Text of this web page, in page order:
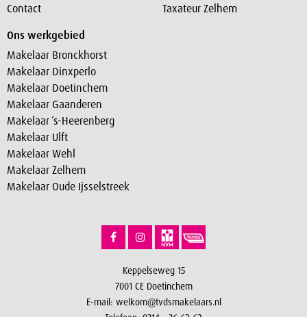
Contact
Taxateur Zelhem
Ons werkgebied
Makelaar Bronckhorst
Makelaar Dinxperlo
Makelaar Doetinchem
Makelaar Gaanderen
Makelaar ‘s-Heerenberg
Makelaar Ulft
Makelaar Wehl
Makelaar Zelhem
Makelaar Oude Ijsselstreek
Keppelseweg 15
7001 CE Doetinchem
E-mail: welkom@tvdsmakelaars.nl